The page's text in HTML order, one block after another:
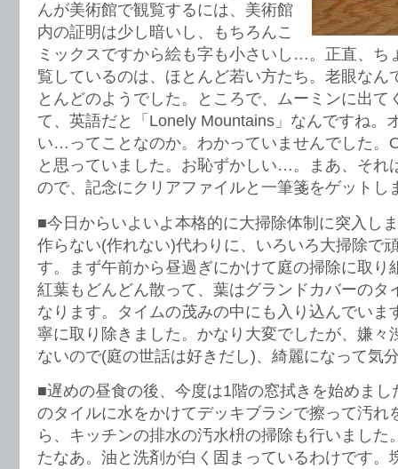
んが美術館で観覧するには、美術館
内の証明は少し暗いし、もちろんこ
ミックスですから絵も字も小さいし…。正直、ち
覧しているのは、ほとんど若い方たち。老眼なん
とんどのようでした。ところで、ムーミンに出て
て、英語だと「Lonely Mountains」なんですね。
い…ってことなのか。わかっていませんでした。
と思っていました。お恥ずかしい…。まあ、それ
ので、記念にクリアファイルと一筆箋をゲットし
■今日からいよいよ本格的に大掃除体制に突入し
作らない(作れない)代わりに、いろいろ大掃除で
す。まず午前から昼過ぎにかけて庭の掃除に取り
紅葉もどんどん散って、葉はグランドカバーのタ
なります。タイムの茂みの中にも入り込んでいま
寧に取り除きました。かなり大変でしたが、嫌々
ないので(庭の世話は好きだし)、綺麗になって気
■遅めの昼食の後、今度は1階の窓拭きを始めま
のタイルに水をかけてデッキブラシで擦って汚れ
ら、キッチンの排水の汚水枡の掃除も行いました
たなあ。油と洗剤が白く固まっているわけです。